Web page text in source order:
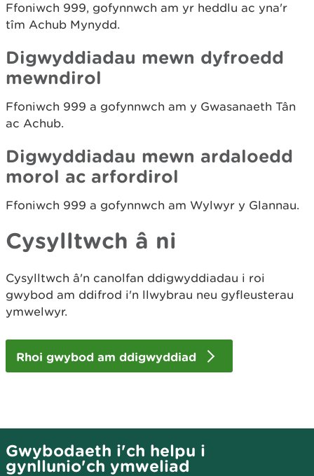
Ffoniwch 999, gofynnwch am yr heddlu ac yna'r
tîm Achub Mynydd.
Digwyddiadau mewn dyfroedd
mewndirol
Ffoniwch 999 a gofynnwch am y Gwasanaeth Tân
ac Achub.
Digwyddiadau mewn ardaloedd
morol ac arfordirol
Ffoniwch 999 a gofynnwch am Wylwyr y Glannau.
Cysylltwch â ni
Cysylltwch â'n canolfan ddigwyddiadau i roi
gwybod am ddifrod i'n llwybrau neu gyfleusterau
ymwelwyr.
Rhoi gwybod am ddigwyddiad
Gwybodaeth i'ch helpu i
gynllunio'ch ymweliad